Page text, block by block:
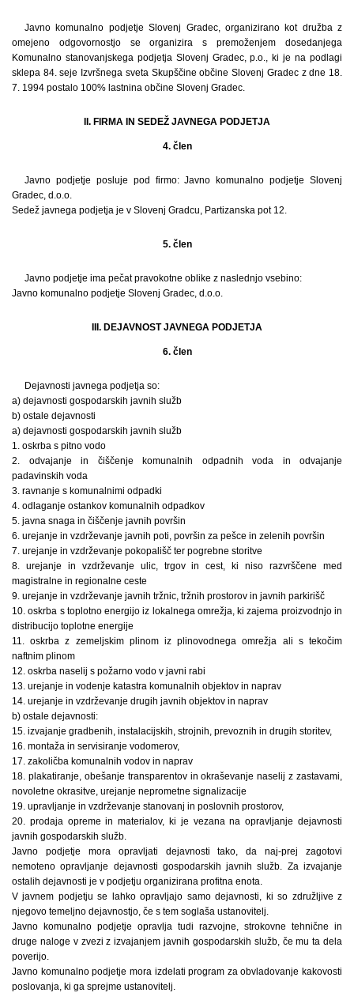
Javno komunalno podjetje Slovenj Gradec, organizirano kot družba z
omejeno odgovornostjo se organizira s premoženjem dosedanjega
Komunalno stanovanjskega podjetja Slovenj Gradec, p.o., ki je na podlagi
sklepa 84. seje Izvršnega sveta Skupščine občine Slovenj Gradec z dne 18.
7. 1994 postalo 100% lastnina občine Slovenj Gradec.
II. FIRMA IN SEDEŽ JAVNEGA PODJETJA
4. člen
Javno podjetje posluje pod firmo: Javno komunalno podjetje Slovenj
Gradec, d.o.o.
Sedež javnega podjetja je v Slovenj Gradcu, Partizanska pot 12.
5. člen
Javno podjetje ima pečat pravokotne oblike z naslednjo vsebino:
Javno komunalno podjetje Slovenj Gradec, d.o.o.
III. DEJAVNOST JAVNEGA PODJETJA
6. člen
Dejavnosti javnega podjetja so:
a) dejavnosti gospodarskih javnih služb
b) ostale dejavnosti
a) dejavnosti gospodarskih javnih služb
1. oskrba s pitno vodo
2. odvajanje in čiščenje komunalnih odpadnih voda in odvajanje
padavinskih voda
3. ravnanje s komunalnimi odpadki
4. odlaganje ostankov komunalnih odpadkov
5. javna snaga in čiščenje javnih površin
6. urejanje in vzdrževanje javnih poti, površin za pešce in zelenih površin
7. urejanje in vzdrževanje pokopališč ter pogrebne storitve
8. urejanje in vzdrževanje ulic, trgov in cest, ki niso razvrščene med
magistralne in regionalne ceste
9. urejanje in vzdrževanje javnih tržnic, tržnih prostorov in javnih parkirišč
10. oskrba s toplotno energijo iz lokalnega omrežja, ki zajema proizvodnjo in
distribucijo toplotne energije
11. oskrba z zemeljskim plinom iz plinovodnega omrežja ali s tekočim
naftnim plinom
12. oskrba naselij s požarno vodo v javni rabi
13. urejanje in vodenje katastra komunalnih objektov in naprav
14. urejanje in vzdrževanje drugih javnih objektov in naprav
b) ostale dejavnosti:
15. izvajanje gradbenih, instalacijskih, strojnih, prevoznih in drugih storitev,
16. montaža in servisiranje vodomerov,
17. zakoličba komunalnih vodov in naprav
18. plakatiranje, obešanje transparentov in okraševanje naselij z zastavami,
novoletne okrasitve, urejanje neprometne signalizacije
19. upravljanje in vzdrževanje stanovanj in poslovnih prostorov,
20. prodaja opreme in materialov, ki je vezana na opravljanje dejavnosti
javnih gospodarskih služb.
Javno podjetje mora opravljati dejavnosti tako, da naj-prej zagotovi
nemoteno opravljanje dejavnosti gospodarskih javnih služb. Za izvajanje
ostalih dejavnosti je v podjetju organizirana profitna enota.
V javnem podjetju se lahko opravljajo samo dejavnosti, ki so združljive z
njegovo temeljno dejavnostjo, če s tem soglaša ustanovitelj.
Javno komunalno podjetje opravlja tudi razvojne, strokovne tehnične in
druge naloge v zvezi z izvajanjem javnih gospodarskih služb, če mu ta dela
poverijo.
Javno komunalno podjetje mora izdelati program za obvladovanje kakovosti
poslovanja, ki ga sprejme ustanovitelj.